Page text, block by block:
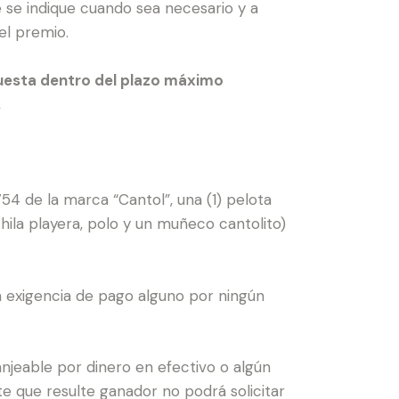
indique cuando sea necesario y a
premio.
dentro del plazo máximo
de la marca “Cantol”, una (1) pelota
playera, polo y un muñeco cantolito)
de pago alguno por ningún
por dinero en efectivo o algún
que resulte ganador no podrá solicitar